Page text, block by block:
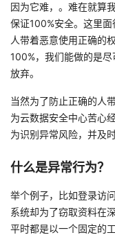
页
开
发
我
博
客
的
论
我
的
我
因为它难，。难在就算
保证100%安全。这里
人带着恶意使用正确的
100%，我们能做的是
放弃。
当然为了防止正确的人
为云数据安全中心苦心
为识别异常风险，并及
什么是异常行为？
举个例子，比如登录访
系统却为了窃取资料在
平时都是以一个固定的